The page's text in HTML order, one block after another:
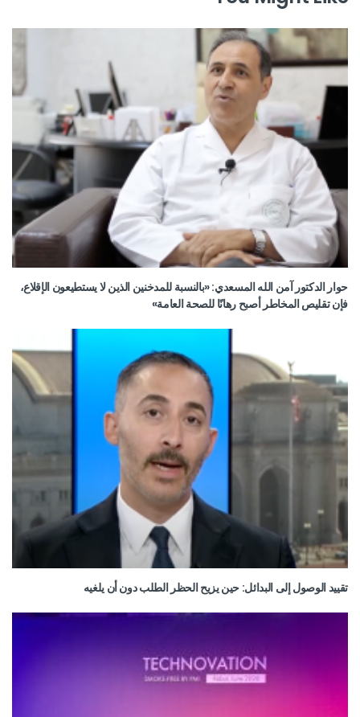
حوار الدكتور آمن الله المسعدي: «بالنسبة للمدخنين الذين لا يستطيعون الإقلاع،
فإن تقليص المخاطر أصبح رهانًا للصحة العامة»
تقييد الوصول إلى البدائل: حين يزيح الحظر الطلب دون أن يلغيه